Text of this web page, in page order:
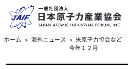
ホーム 海外ニュース
米原子力協会など
今年１２月